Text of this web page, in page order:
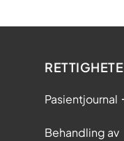
Pasientjournal
Behandling av